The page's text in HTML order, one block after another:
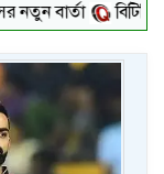
বিটিভির নতুন